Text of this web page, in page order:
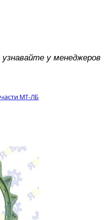
у менеджеров
МТ-ЛБ